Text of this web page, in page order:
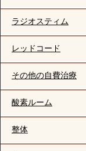
ラジオスティム
レッドコード
その他の自費治療
酸素ルーム
整体